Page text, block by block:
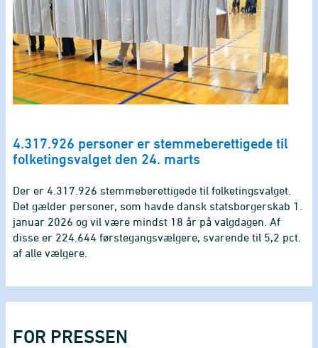
4.317.926 personer er stemmeberettigede til
folketingsvalget den 24. marts
Der er 4.317.926 stemmeberettigede til folketingsvalget.
Det gælder personer, som havde dansk statsborgerskab 1.
januar 2026 og vil være mindst 18 år på valgdagen. Af
disse er 224.644 førstegangsvælgere, svarende til 5,2 pct.
af alle vælgere.
FOR PRESSEN